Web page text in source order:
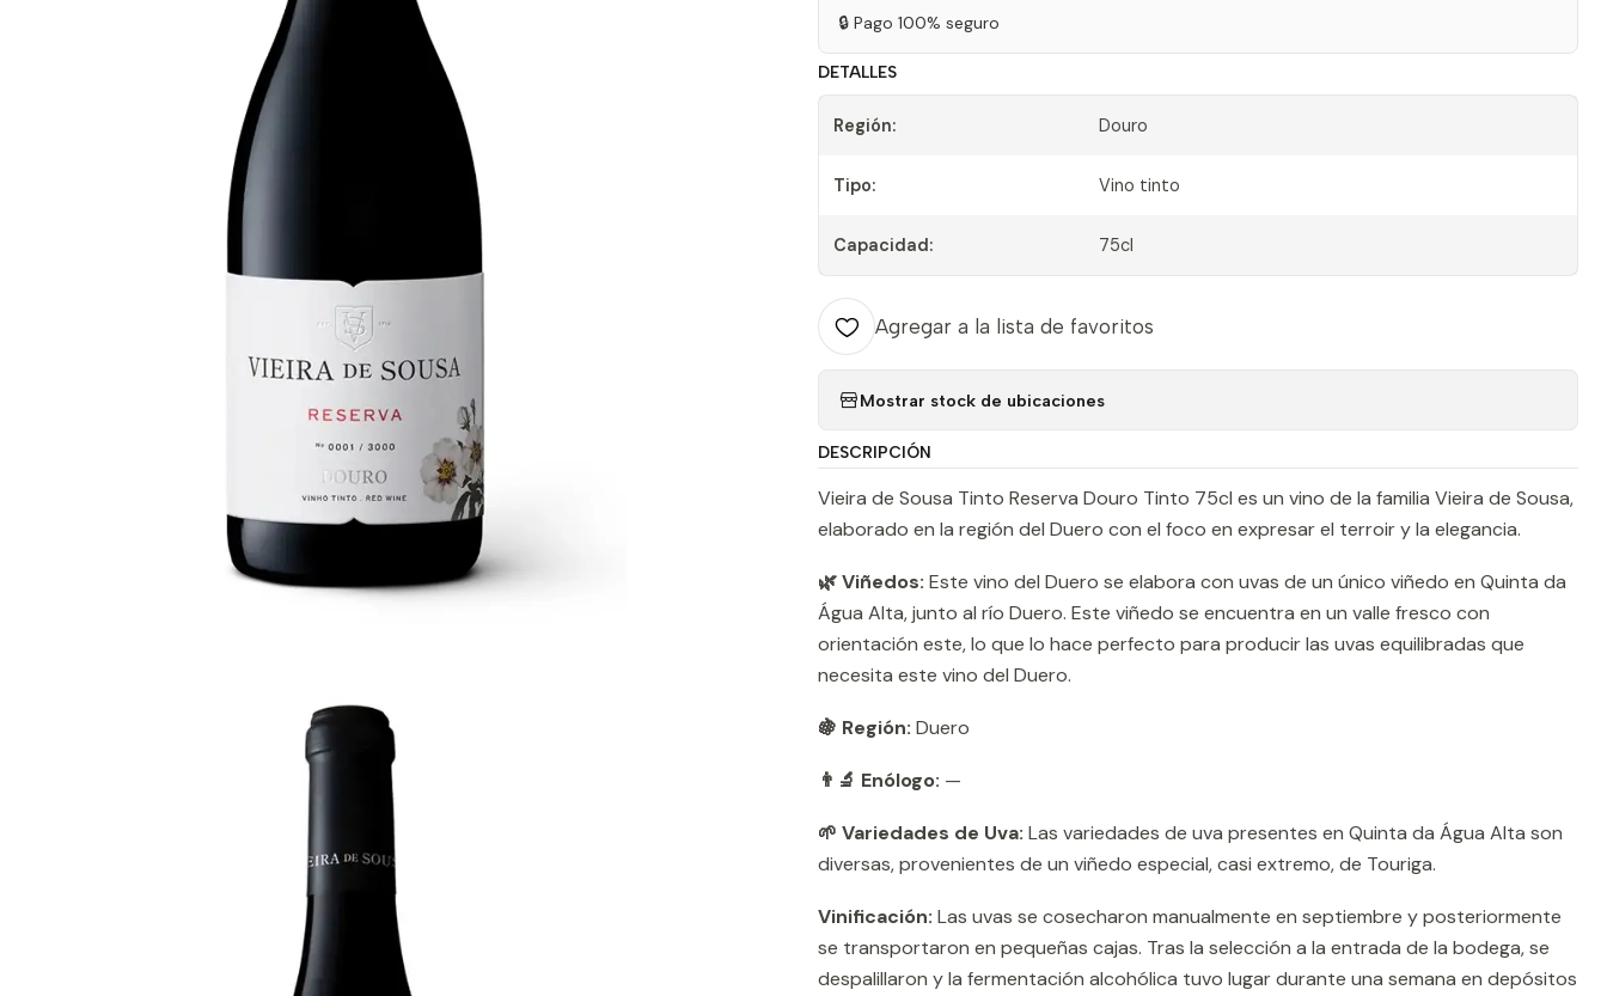
🔒 Pago 100% seguro
DETALLES
Región: Douro
Tipo: Vino tinto
Capacidad: 75cl
Agregar a la lista de favoritos
Mostrar stock de ubicaciones
DESCRIPCIÓN
Vieira de Sousa Tinto Reserva Douro Tinto 75cl es un vino de la familia Vieira de Sousa,
elaborado en la región del Duero con el foco en expresar el terroir y la elegancia.
🌿 Viñedos: Este vino del Duero se elabora con uvas de un único viñedo en Quinta da
Água Alta, junto al río Duero. Este viñedo se encuentra en un valle fresco con
orientación este, lo que lo hace perfecto para producir las uvas equilibradas que
necesita este vino del Duero.
🍇 Región: Duero
👨‍🔬 Enólogo: —
🌱 Variedades de Uva: Las variedades de uva presentes en Quinta da Água Alta son
diversas, provenientes de un viñedo especial, casi extremo, de Touriga.
Vinificación: Las uvas se cosecharon manualmente en septiembre y posteriormente
se transportaron en pequeñas cajas. Tras la selección a la entrada de la bodega, se
despalillaron y la fermentación alcohólica tuvo lugar durante una semana en depósitos